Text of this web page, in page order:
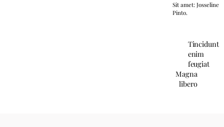
Sit amet: Josseline
Pinto.
Tincidunt
enim
feugiat
Magna
libero